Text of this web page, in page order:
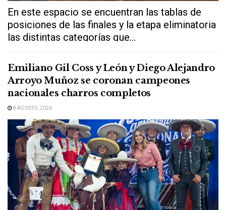
En este espacio se encuentran las tablas de
posiciones de las finales y la etapa eliminatoria
las distintas categorías que...
Emiliano Gil Coss y León y Diego Alejandro
Arroyo Muñoz se coronan campeones
nacionales charros completos
8 AGOSTO, 2026